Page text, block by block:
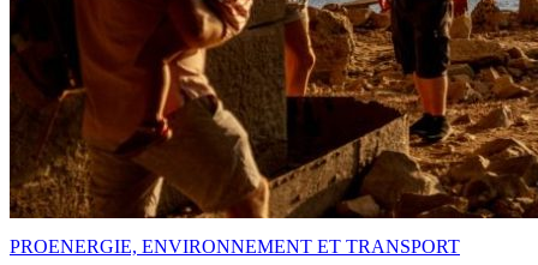
PROENERGIE, ENVIRONNEMENT ET TRANSPORT